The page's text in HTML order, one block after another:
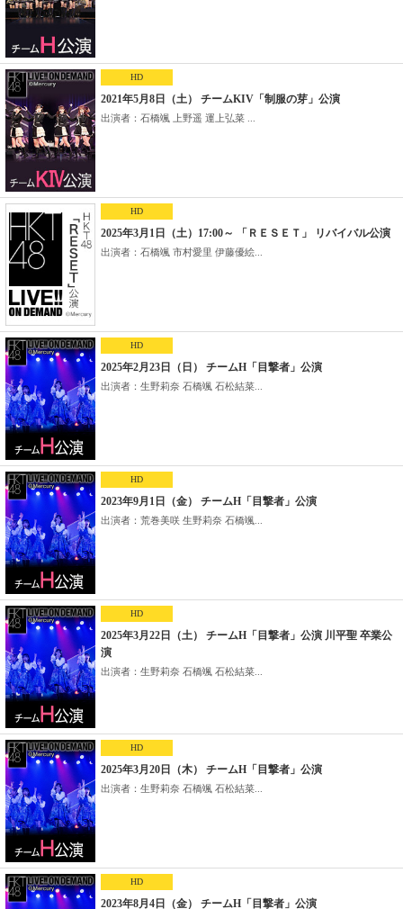
HD
2021年5月8日（土） チームKIV「制服の芽」公演
出演者：石橋颯 上野遥 運上弘菜 ...
HD
2025年3月1日（土）17:00～ 「ＲＥＳＥＴ」 リバイバル公演
出演者：石橋颯 市村愛里 伊藤優絵...
HD
2025年2月23日（日） チームH「目撃者」公演
出演者：生野莉奈 石橋颯 石松結菜...
HD
2023年9月1日（金） チームH「目撃者」公演
出演者：荒巻美咲 生野莉奈 石橋颯...
HD
2025年3月22日（土） チームH「目撃者」公演 川平聖 卒業公
演
出演者：生野莉奈 石橋颯 石松結菜...
HD
2025年3月20日（木） チームH「目撃者」公演
出演者：生野莉奈 石橋颯 石松結菜...
HD
2023年8月4日（金） チームH「目撃者」公演